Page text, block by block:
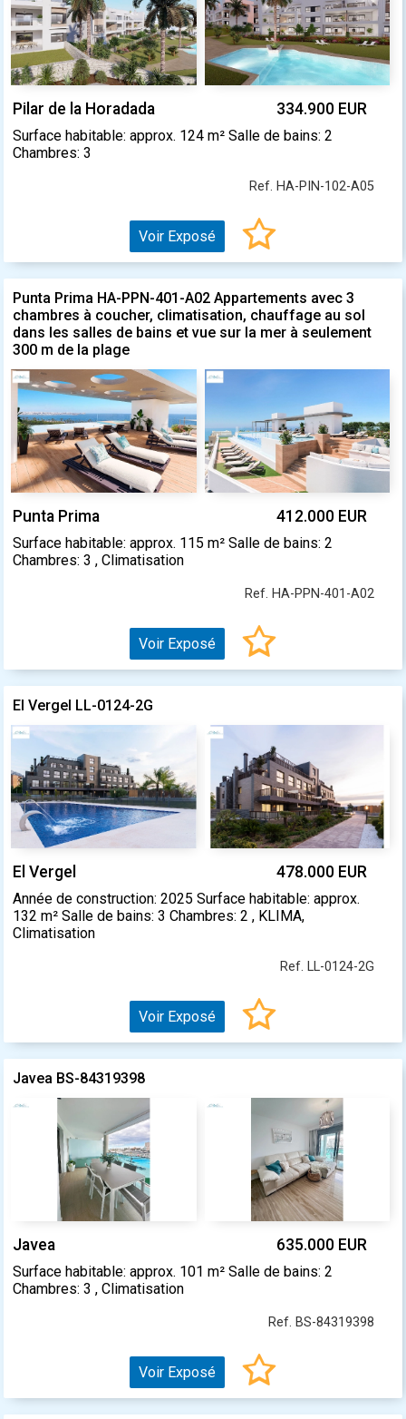
Pilar de la Horadada 334.900 EUR
Surface habitable: approx. 124 m² Salle de bains: 2
Chambres: 3
Ref. HA-PIN-102-A05
Voir Exposé
Punta Prima HA-PPN-401-A02 Appartements avec 3
chambres à coucher, climatisation, chauffage au sol
dans les salles de bains et vue sur la mer à seulement
300 m de la plage
Punta Prima 412.000 EUR
Surface habitable: approx. 115 m² Salle de bains: 2
Chambres: 3 , Climatisation
Ref. HA-PPN-401-A02
Voir Exposé
El Vergel LL-0124-2G
El Vergel 478.000 EUR
Année de construction: 2025 Surface habitable: approx.
132 m² Salle de bains: 3 Chambres: 2 , KLIMA,
Climatisation
Ref. LL-0124-2G
Voir Exposé
Javea BS-84319398
Javea 635.000 EUR
Surface habitable: approx. 101 m² Salle de bains: 2
Chambres: 3 , Climatisation
Ref. BS-84319398
Voir Exposé